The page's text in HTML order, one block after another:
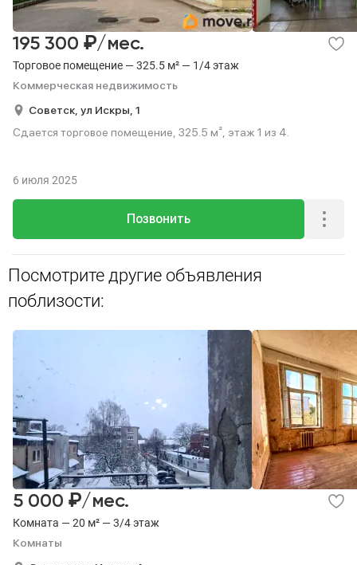
Торговое помещение — 325.5 м² — 1/4 этаж
Коммерческая недвижимость
195 300 ₽/мес.
Советск, ул Искры, 1
Сдается торговое помещение, 325.5 м², этаж 1 из 4.
Позвонить
6 июля 2025
Посмотрите другие объявления
поблизости:
Комната — 20 м² — 3/4 этаж
Комнаты
5 000 ₽/мес.